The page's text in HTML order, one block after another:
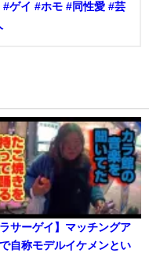
#ゲイ #ホモ #同性愛 #芸
ラサーゲイ】マッチングア
自称モデルイケメンとい